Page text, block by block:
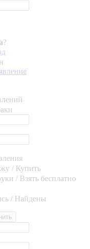
?
/ Купить
/ Взять бесплатно
/ Найдены